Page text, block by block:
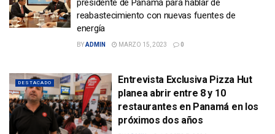
presidente de Panamá para hablar de
reabastecimiento con nuevas fuentes de
energía
BYADMIN MARZO 15, 2023 0
DESTACADO
Entrevista Exclusiva Pizza Hut
planea abrir entre 8 y 10
restaurantes en Panamá en los
próximos dos años